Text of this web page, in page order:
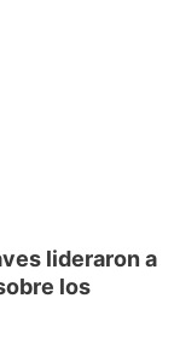
lideraron a
los